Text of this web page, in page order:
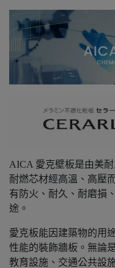
AICA 愛克壁板是由美
耐燃芯材經高溫、高壓
有防火、耐久、耐磨損
途。
愛克板能因建築物的用
性能的裝飾牆板。無論
教育設施、交通公共設